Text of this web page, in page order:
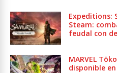
Expeditions:
Steam:
feudal con
MARVEL
disponible en